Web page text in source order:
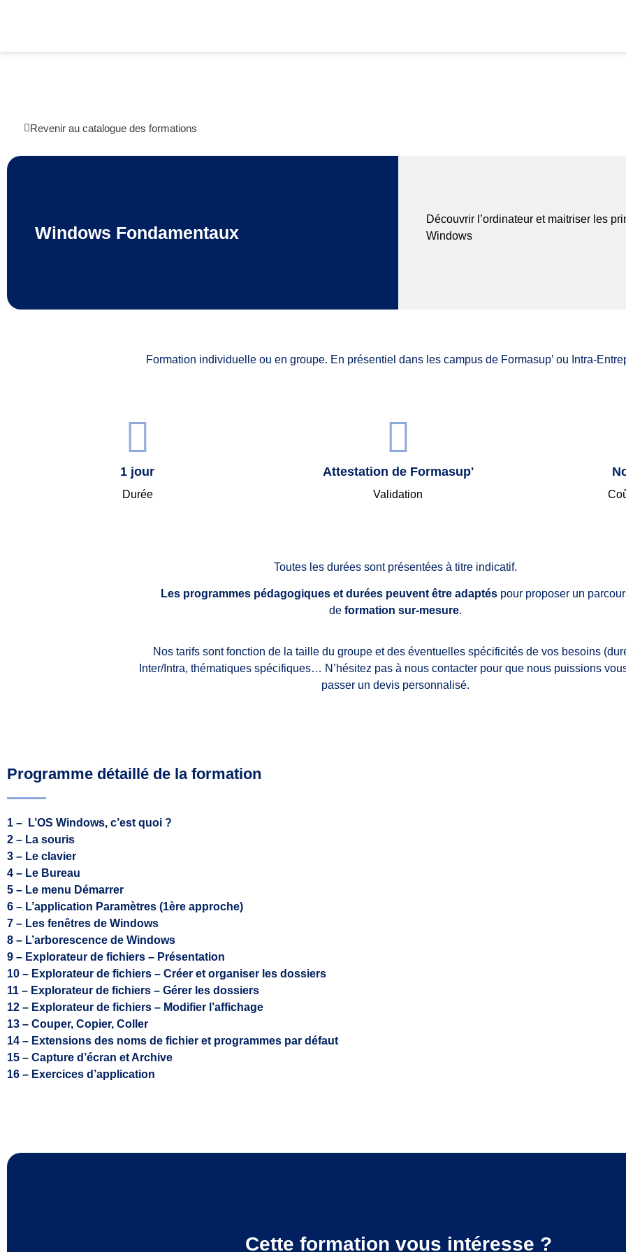
Revenir au catalogue des formations
Windows Fondamentaux
Découvrir l’ordinateur et maitriser les
Windows
Formation individuelle ou en groupe. En présentiel dans les campus de Formasup’ ou Intra-
1 jour
Durée
Attestation de Formasup'
Validation
Toutes les durées sont présentées à titre indicatif.
Les programmes pédagogiques et durées peuvent être adaptéspour proposer un
deformation sur-mesure.
Nos tarifs sont fonction de la taille du groupe et des éventuelles spécificités de vos besoins
Inter/Intra, thématiques spécifiques… N’hésitez pas à nous contacter pour que nous puissions
passer un devis personnalisé.
Programme détaillé de la formation
1 – L’OS Windows, c’est quoi ?
2 – La souris
3 – Le clavier
4 – Le Bureau
5 – Le menu Démarrer
6 – L’application Paramètres (1ère approche)
7 – Les fenêtres de Windows
8 – L’arborescence de Windows
9 – Explorateur de fichiers – Présentation
10 – Explorateur de fichiers – Créer et organiser les dossiers
11 – Explorateur de fichiers – Gérer les dossiers
12 – Explorateur de fichiers – Modifier l’affichage
13 – Couper, Copier, Coller
14 – Extensions des noms de fichier et programmes par défaut
15 – Capture d’écran et Archive
16 – Exercices d’application
Cette formation vous intéresse ?